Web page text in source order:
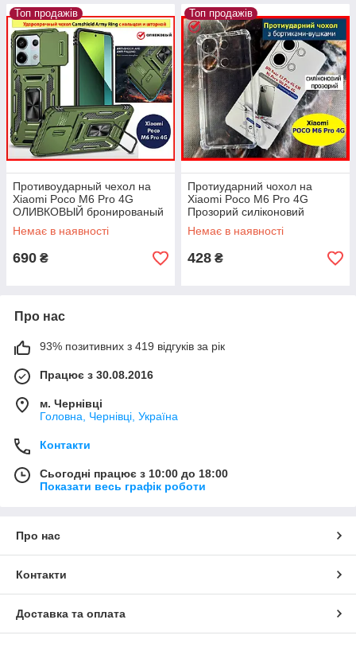
Топ продажів
Противоударный чехол на
Xiaomi Poco M6 Pro 4G
ОЛИВКОВЫЙ бронированый
чохол на телефон з
підставкою і шторкою
Немає в наявності
690 ₴
Топ продажів
Протиударний чохол на
Xiaomi Poco M6 Pro 4G
Прозорий силіконовий
Захисний Посилений чохол
на Поко М6 Pro 4G
Немає в наявності
428 ₴
Про нас
93% позитивних з 419 відгуків за рік
Працює з 30.08.2016
м. Чернівці
Головна, Чернівці, Україна
Контакти
Сьогодні працює з 10:00 до 18:00
Показати весь графік роботи
Про нас
Контакти
Доставка та оплата